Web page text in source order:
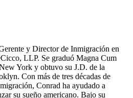
y Director de Inmigración en
LLP. Se graduó Magna Cum
York y obtuvo su J.D. de la
Con más de tres décadas de
Conrad ha ayudado a
su sueño americano. Bajo su